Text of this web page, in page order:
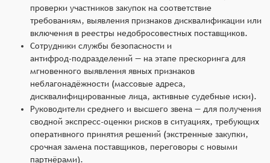
проверки участников закупок на соответствие
требованиям, выявления признаков дисквалификации или
включения в реестры недобросовестных поставщиков.
Сотрудники службы безопасности и
антифрод‑подразделений — на этапе прескоринга для
мгновенного выявления явных признаков
неблагонадёжности (массовые адреса,
дисквалифицированные лица, активные судебные иски).
Руководители среднего и высшего звена — для получения
сводной экспресс‑оценки рисков в ситуациях, требующих
оперативного принятия решений (экстренные закупки,
срочная замена поставщиков, переговоры с новыми
партнёрами).